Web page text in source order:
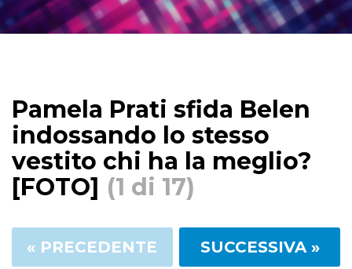
Pamela Prati sfida Belen
indossando lo stesso
vestito chi ha la meglio?
[FOTO] (1 di 17)
« PRECEDENTE SUCCESSIVA »